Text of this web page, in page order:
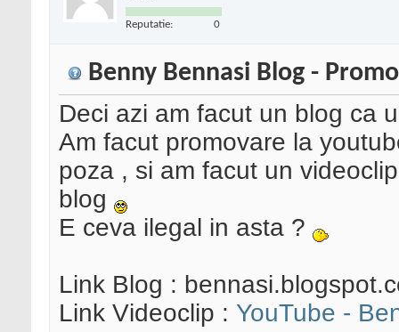
Reputatie: 0
Benny Bennasi Blog -
Deci azi am facut un blog ca
Am facut promovare la
poza , si am facut un
blog
E ceva ilegal in asta ?
Link Blog :
Link Videoclip : YouTube -